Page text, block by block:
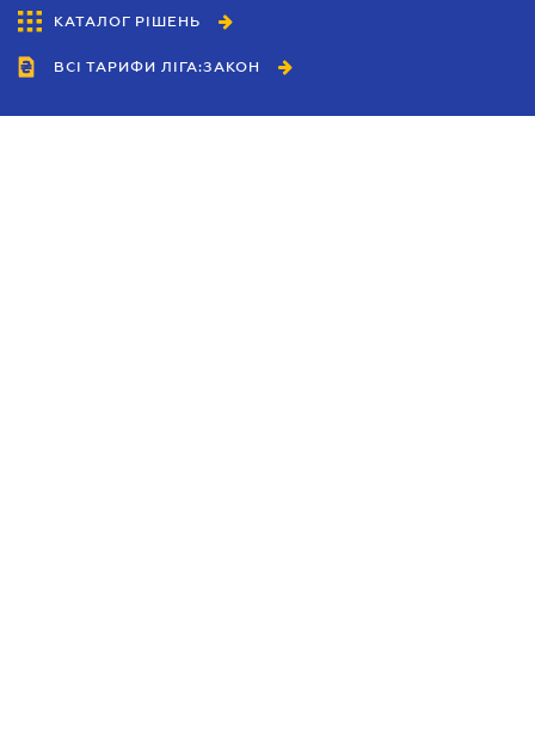
КАТАЛОГ РІШЕНЬ
ВСІ ТАРИФИ ЛІГА:ЗАКОН